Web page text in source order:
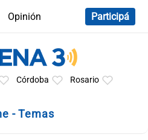
Opinión
Participá
Córdoba Rosario
- Temas